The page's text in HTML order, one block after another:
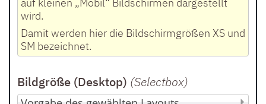
auf kleinen „Mobil“ Bildschirmen dargestellt
wird.
Damit werden hier die Bildschirmgrößen XS und
SM bezeichnet.
Bildgröße (Desktop) (Selectbox)